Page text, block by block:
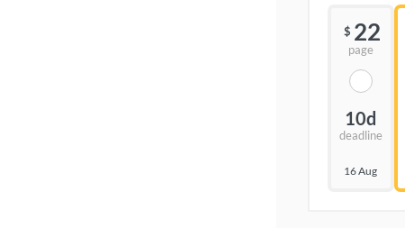
$ 22
page
10d
deadline
16 Aug